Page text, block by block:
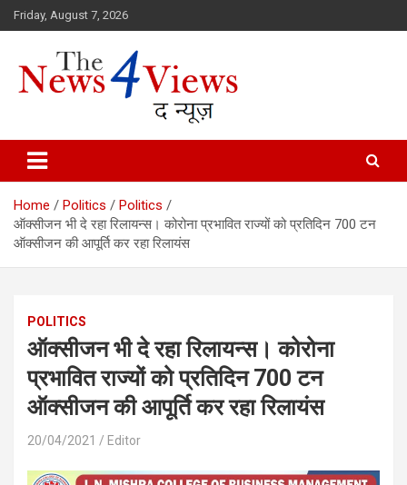
Skip
to
Friday, August 7, 2026
TheNews4Views
Home Politics
Politics
ऑक्सीजन भी दे रहा रिलायन्स। कोरोना प्रभावित राज्यों को प्रतिदिन 700 टन
ऑक्सीजन की आपूर्ति कर रहा रिलायंस
POLITICS
ऑक्सीजन भी दे रहा रिलायन्स। कोरोना
प्रभावित राज्यों को प्रतिदिन 700 टन
ऑक्सीजन की आपूर्ति कर रहा रिलायंस
20/04/2021 Editor